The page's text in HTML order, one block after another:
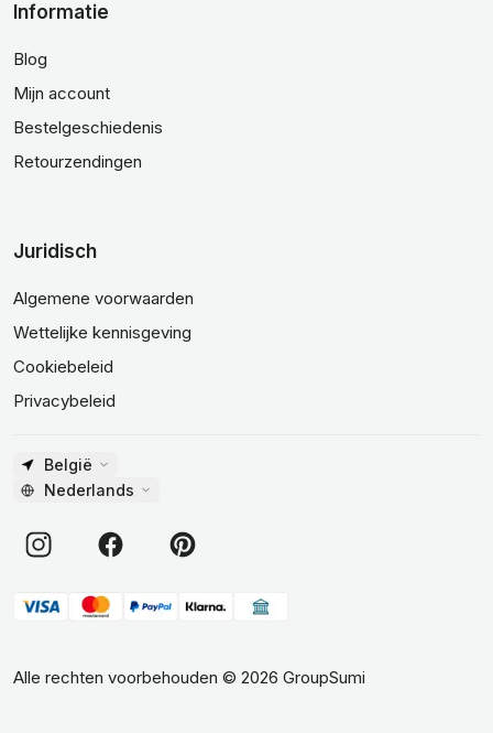
Informatie
Blog
Mijn account
Bestelgeschiedenis
Retourzendingen
Juridisch
Algemene voorwaarden
Wettelijke kennisgeving
Cookiebeleid
Privacybeleid
België
Nederlands
Alle rechten voorbehouden © 2026 GroupSumi